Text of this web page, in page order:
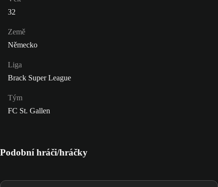
32
Země
Německo
Liga
Brack Super League
Tým
FC St. Gallen
Podobní hráči/hráčky